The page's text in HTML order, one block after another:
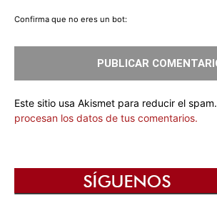
Confirma que no eres un bot:
Este sitio usa Akismet para reducir el spam.
procesan los datos de tus comentarios.